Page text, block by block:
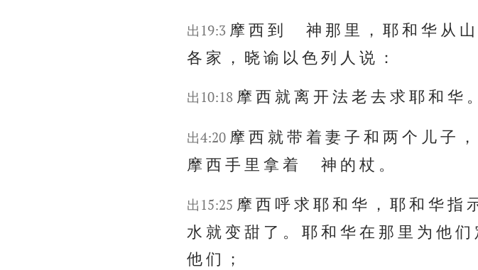
出19:3 摩 西 到 神 那 里 ， 耶 和 华 从 山
各 家 ， 晓 谕 以 色 列 人 说 ：
出10:18 摩 西 就 离 开 法 老 去 求 耶 和 华 。
出4:20 摩 西 就 带 着 妻 子 和 两 个 儿 子
摩 西 手 里 拿 着 神 的 杖 。
出15:25 摩 西 呼 求 耶 和 华 ， 耶 和 华 指
水 就 变 甜 了 。 耶 和 华 在 那 里 为 他
他 们 ；